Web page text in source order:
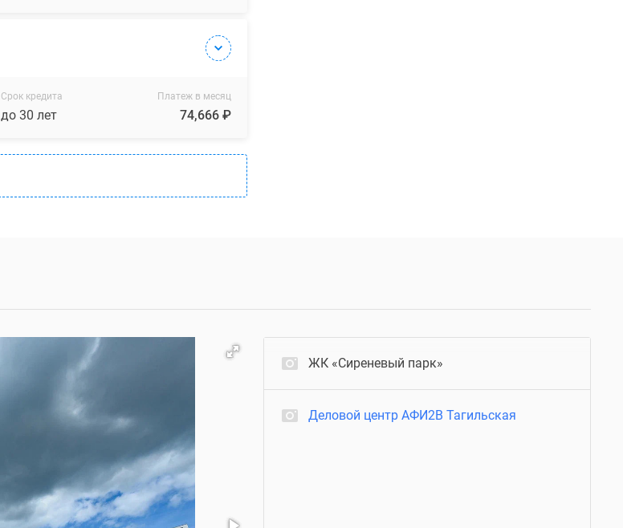
Срок кредита
до 30 лет
Платеж в месяц
74,666 ₽
ЖК «Сиреневый парк»
Деловой центр АФИ2B Тагильская